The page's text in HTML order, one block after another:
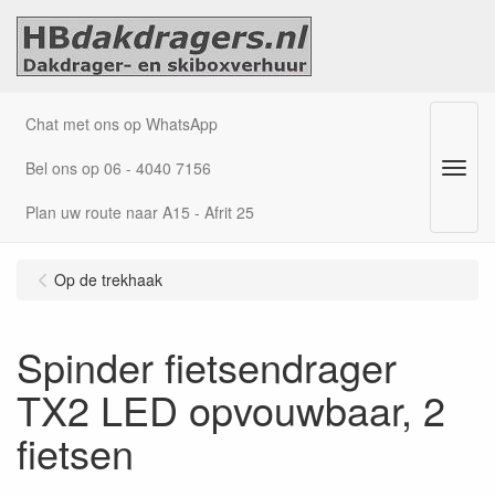
Chat met ons op WhatsApp
Bel ons op 06 - 4040 7156
Plan uw route naar A15 - Afrit 25
Menu
Op de trekhaak
Spinder fietsendrager
TX2 LED opvouwbaar, 2
fietsen